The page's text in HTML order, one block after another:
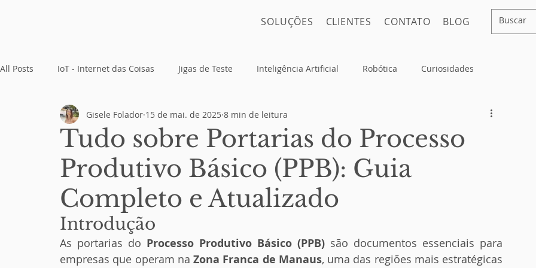
SOLUÇÕES CLIENTES CONTATO BLOG
All Posts IoT - Internet das Coisas Jigas de Teste Inteligência Artificial Robótica Curiosidades
Placas Eletrônicas
Tudo sobre Portarias do Processo
Produtivo Básico (PPB): Guia
Completo e Atualizado
Gisele Folador 15 de mai. de 2025 8 min de leitura
Introdução
As portarias do Processo Produtivo Básico (PPB) são documentos essenciais para
empresas que operam na Zona Franca de Manaus, uma das regiões mais estratégicas